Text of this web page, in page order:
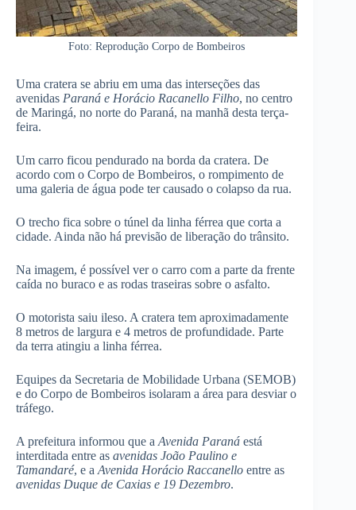
Foto: Reprodução Corpo de Bombeiros
Uma cratera se abriu em uma das interseções das
avenidas Paraná e Horácio Racanello Filho, no centro
de Maringá, no norte do Paraná, na manhã desta terça-
feira.
Um carro ficou pendurado na borda da cratera. De
acordo com o Corpo de Bombeiros, o rompimento de
uma galeria de água pode ter causado o colapso da rua.
O trecho fica sobre o túnel da linha férrea que corta a
cidade. Ainda não há previsão de liberação do trânsito.
Na imagem, é possível ver o carro com a parte da frente
caída no buraco e as rodas traseiras sobre o asfalto.
O motorista saiu ileso. A cratera tem aproximadamente
8 metros de largura e 4 metros de profundidade. Parte
da terra atingiu a linha férrea.
Equipes da Secretaria de Mobilidade Urbana (SEMOB)
e do Corpo de Bombeiros isolaram a área para desviar o
tráfego.
A prefeitura informou que a Avenida Paraná está
interditada entre as avenidas João Paulino e
Tamandaré, e a Avenida Horácio Raccanello entre as
avenidas Duque de Caxias e 19 Dezembro.